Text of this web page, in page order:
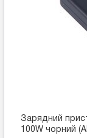
Зарядний
100W чорний